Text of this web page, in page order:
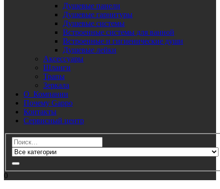
Душевые панели
Душевые гарнитуры
Душевые системы
Встроенные системы для ванной
Встроенные и гигиенические души
Душевые лейки
Аксессуары
Шланги
Трапы
Зеркала
О Компании
Почему Gappo
Контакты
Сервисный центр
0